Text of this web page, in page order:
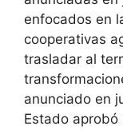
enfocados en
cooperativas
trasladar al
anunciado en
Estado